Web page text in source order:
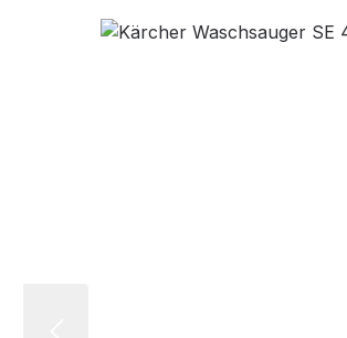
Bildergalerie überspringen